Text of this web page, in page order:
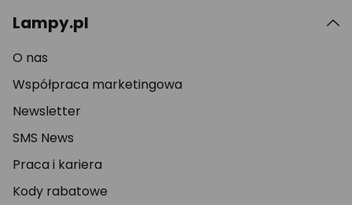
Lampy.pl
O nas
Współpraca marketingowa
Newsletter
SMS News
Praca i kariera
Kody rabatowe